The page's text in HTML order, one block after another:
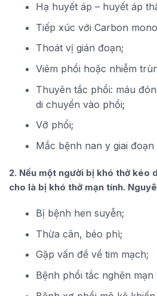
Hạ huyết áp – huyết áp
Tiếp xúc với Carbon
Thoát vị gián đoạn;
Viêm phổi hoặc nhiễm
Thuyên tắc phổi: máu
di chuyển vào phổi;
Vỡ phổi;
Mắc bệnh nan y giai đoạn
2. Nếu một người bị khó thở kéo
cho là bị khó thở mạn tính.
Bị bệnh hen suyễn;
Thừa cân, béo phì;
Gặp vấn đề về tim mạch;
Bệnh phổi tắc nghẽn mạn